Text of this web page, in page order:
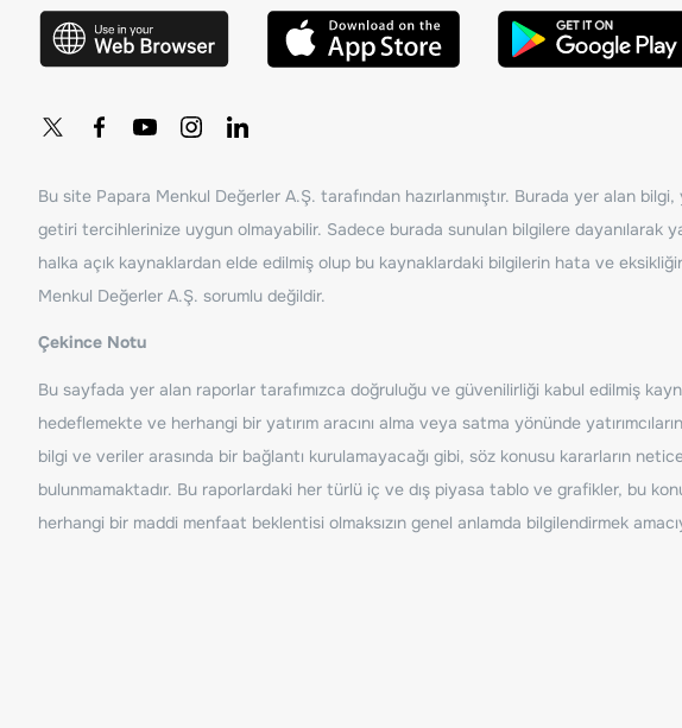
Bu site Papara Menkul Değerler A.Ş. tarafından hazırlanmıştır. Burada yer alan
getiri tercihlerinize uygun olmayabilir. Sadece burada sunulan bilgilere dayanılarak
halka açık kaynaklardan elde edilmiş olup bu kaynaklardaki bilgilerin hata ve
Menkul Değerler A.Ş. sorumlu değildir.
Çekince Notu
Bu sayfada yer alan raporlar tarafımızca doğruluğu ve güvenilirliği kabul edilmiş
hedeflemekte ve herhangi bir yatırım aracını alma veya satma yönünde
bilgi ve veriler arasında bir bağlantı kurulamayacağı gibi, söz konusu kararların
bulunmamaktadır. Bu raporlardaki her türlü iç ve dış piyasa tablo ve grafikler, bu
herhangi bir maddi menfaat beklentisi olmaksızın genel anlamda bilgilendirmek